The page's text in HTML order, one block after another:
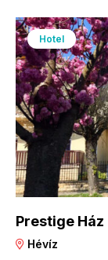
Hotel
Prestige Ház
Hévíz